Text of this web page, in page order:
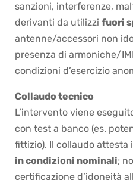
sanzioni, interferenze,
derivanti da utilizzi fuori
antenne/accessori non
presenza di armoniche/
condizioni d’esercizio
Collaudo tecnico
L’intervento viene
con test a banco (es.
fittizio). Il collaudo
in condizioni nominali;
certificazione d’idoneità